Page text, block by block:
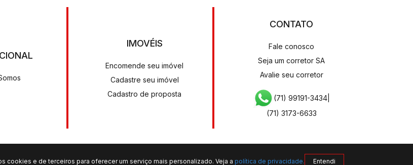
cookies e de terceiros para oferecer um serviço mais personalizado. Veja a política de privacidade. Entendi
IMOVÉIS
Encomende seu imóvel
Cadastre seu imóvel
Cadastro de proposta
CONTATO
Fale conosco
Seja um corretor SA
Avalie seu corretor
(71) 99191-3434|
(71) 3173-6633